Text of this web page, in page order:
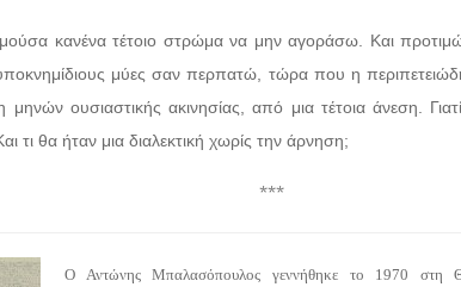
κανένα τέτοιο στρώμα να μην αγοράσω. Και
μύες σαν περπατώ, τώρα που η
μηνών ουσιαστικής ακινησίας, από μια τέτοια άνεση.
τι θα ήταν μια διαλεκτική χωρίς την άρνηση;
***
Ο Αντώνης Μπαλασόπουλος γεννήθηκε το 1970 στη